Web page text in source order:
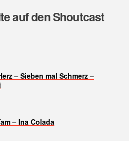
auf den Shoutcast
– Sieben mal Schmerz –
– Ina Colada